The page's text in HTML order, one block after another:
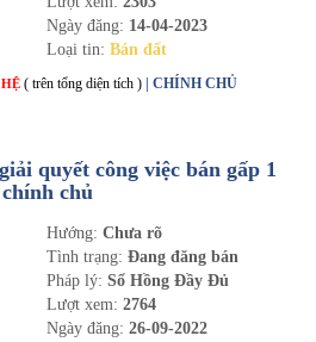
Ngày đăng: 14-04-2023
Loại tin: Bán đất
( trên tổng diện tích ) | CHÍNH CHỦ
quyết công việc bán gấp 1
chủ
Hướng: Chưa rõ
Tình trạng: Đang đăng bán
Pháp lý: Sổ Hồng Đầy Đủ
Lượt xem: 2764
Ngày đăng: 26-09-2022